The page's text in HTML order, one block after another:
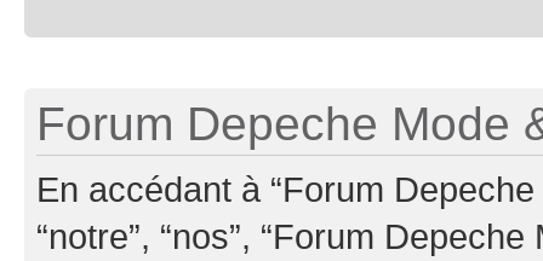
Forum Depeche Mode
En accédant à “Forum
“notre”, “nos”, “Forum Depeche